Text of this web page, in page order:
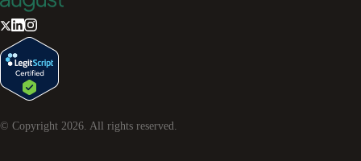
© Copyright 2026 . All rights reserved.